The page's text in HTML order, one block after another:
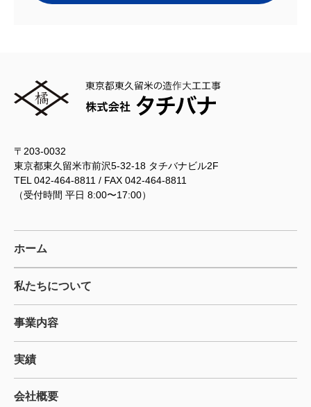
〒203-0032
東京都東久留米市前沢5-32-18 タチバナビル2F
TEL 042-464-8811 / FAX 042-464-8811
（受付時間 平日 8:00〜17:00）
ホーム
私たちについて
事業内容
実績
会社概要